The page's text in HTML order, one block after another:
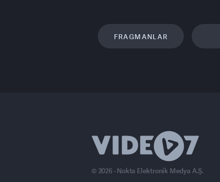
FRAGMANLAR
© 2026 - Nokta Elektronik Medya A.Ş.